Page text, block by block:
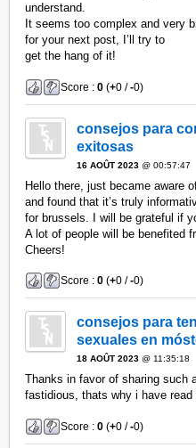
understand.
It seems too complex and very
for your next post, I’ll try to
get the hang of it!
Score :0 (+0 /-0)
consejos para
exitosas
16 AOÛT 2023 @ 00:57:47
Hello there, just became aware
and found that it’s truly
for brussels. I will be grateful if
A lot of people will be benefited
Cheers!
Score :0 (+0 /-0)
consejos para
sexuales en
18 AOÛT 2023 @ 11:35:18
Thanks in favor of sharing such
fastidious, thats why i have read
Score :0 (+0 /-0)